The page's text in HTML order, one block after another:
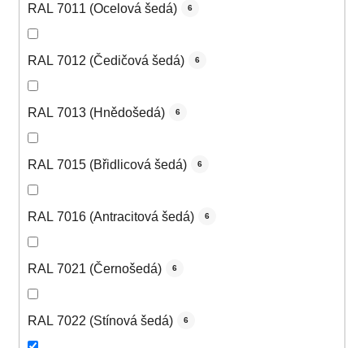
RAL 7011 (Ocelová šedá) 6
RAL 7012 (Čedičová šedá) 6
RAL 7013 (Hnědošedá) 6
RAL 7015 (Břidlicová šedá) 6
RAL 7016 (Antracitová šedá) 6
RAL 7021 (Černošedá) 6
RAL 7022 (Stínová šedá) 6